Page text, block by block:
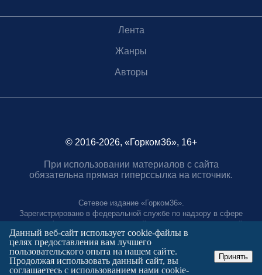
Лента
Жанры
Авторы
© 2016-2026, «Горком36», 16+
При использовании материалов с сайта
обязательна прямая гиперссылка на источник.
Сетевое издание «Горком36».
Зарегистрировано в федеральной службе по надзору в сфере
связи, информационных технологий и массовых коммуникаций.
Регистрационный номер ЭЛ № ФС77-88966 от 21 января 2025 г.
Учредитель: Муниципальное автономное учреждение "Агентство
городских коммуникаций"
Главный редактор:
Данный веб-сайт использует cookie-файлы в
целях предоставления вам лучшего
пользовательского опыта на нашем сайте.
Продолжая использовать данный сайт, вы
соглашаетесь с использованием нами cookie-
Принять